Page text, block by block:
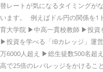
替レートが気になるタイミングが
います。 例えばドル円の関係を1
育大学院 ▶︎中高一貫校教師 ▶︎投資
▶︎投資を学べる「IBカレッジ」運
万6000人超え ▶︎総生徒数500名超
高で25倍のレバレッジをかけるこ